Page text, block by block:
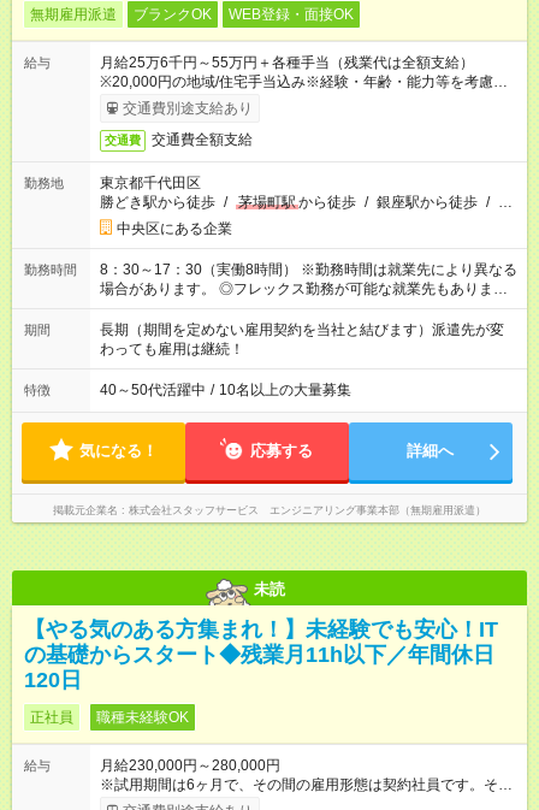
無期雇用派遣 ブランクOK WEB登録・面接OK
給与
月給25万6千円～55万円＋各種手当（残業代は全額支給）
※20,000円の地域/住宅手当込み※経験・年齢・能力等を考慮し
て加給・優遇します。★同一就業先で1年以上継続したら月1万
円の継続手当支給
交通費別途支給あり
交通費 交通費全額支給
勤務地
東京都千代田区
勝どき駅から徒歩 / 茅場町駅から徒歩 / 銀座駅から徒歩 / …
中央区にある企業
勤務時間
8：30～17：30（実働8時間） ※勤務時間は就業先により異なる
場合があります。 ◎フレックス勤務が可能な就業先もありま
す。 ◎今よりもさらに働きやすい環境をつくるべく、 働き方
改革に全社をあげて取り組んでいます。
期間
長期（期間を定めない雇用契約を当社と結びます）派遣先が変
わっても雇用は継続！
特徴 40～50代活躍中 / 10名以上の大量募集
気になる！ 応募する 詳細へ
掲載元企業名 株式会社スタッフサービス エンジニアリング事業本部（無期雇用派遣）
未読
【やる気のある方集まれ！】未経験でも安心！IT
の基礎からスタート◆残業月11h以下／年間休日
120日
正社員 職種未経験OK
給与
月給230,000円～280,000円
※試用期間は6ヶ月で、その間の雇用形態は契約社員です。その
ほかの条件に変更はありません。 【試用期間】試用期間あり 試